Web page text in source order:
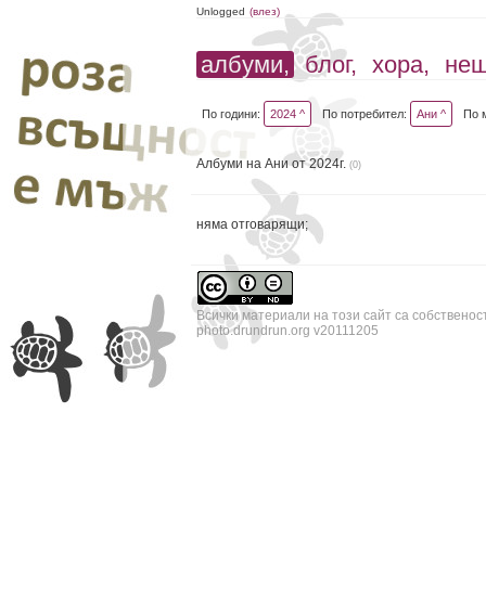
Unlogged (влез)
албуми, блог, хора,
По години: 2024 ^ По потребител: Ани ^ По
Албуми на Ани от 2024г. (0)
няма отговарящи;
Всички материали на този сайт са
photo.drundrun.org v20111205